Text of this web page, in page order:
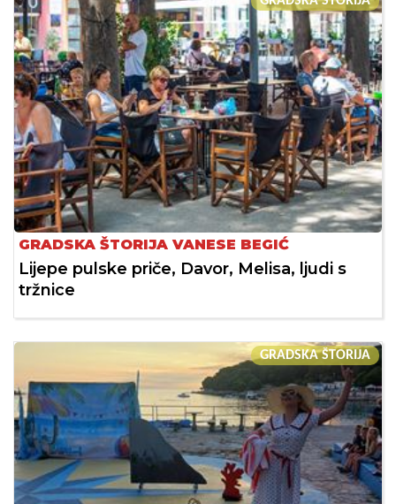
GRADSKA ŠTORIJA VANESE BEGIĆ
Lijepe pulske priče, Davor, Melisa, ljudi s
tržnice
GRADSKA ŠTORIJA